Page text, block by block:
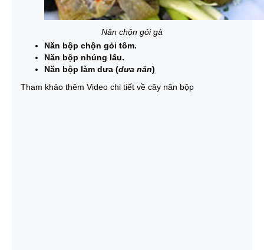
Năn chộn gỏi gà
Năn bộp chộn gỏi tôm.
Năn bộp nhúng lẩu.
Năn bộp làm dưa (dưa năn)
Tham khảo thêm Video chi tiết về cây năn bộp